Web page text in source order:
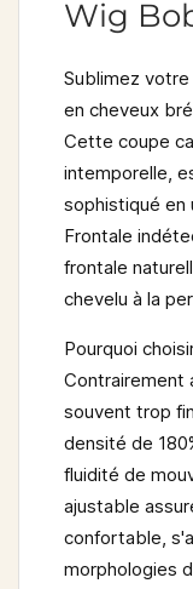
Wig
Sublimez
en cheveux
Cette coupe
intemporelle,
sophistiqué en
Frontale
frontale
chevelu à la
Pourquoi
Contrairement
souvent trop
densité de
fluidité de
ajustable
confortable,
morphologies